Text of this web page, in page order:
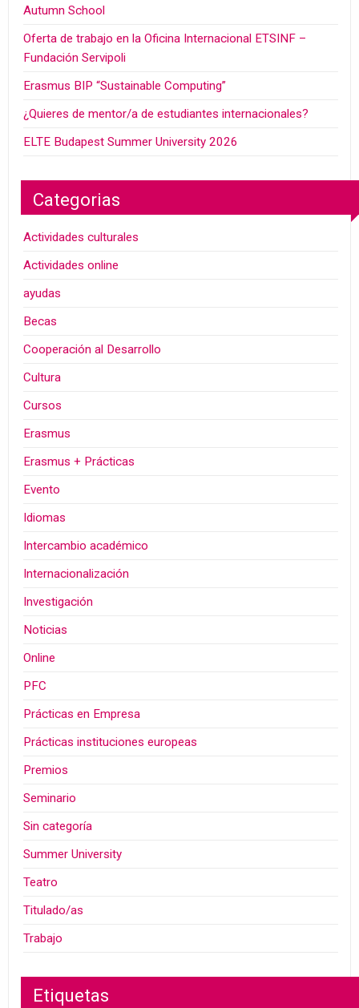
Autumn School
Oferta de trabajo en la Oficina Internacional ETSINF –
Fundación Servipoli
Erasmus BIP “Sustainable Computing”
¿Quieres de mentor/a de estudiantes internacionales?
ELTE Budapest Summer University 2026
Categorias
Actividades culturales
Actividades online
ayudas
Becas
Cooperación al Desarrollo
Cultura
Cursos
Erasmus
Erasmus + Prácticas
Evento
Idiomas
Intercambio académico
Internacionalización
Investigación
Noticias
Online
PFC
Prácticas en Empresa
Prácticas instituciones europeas
Premios
Seminario
Sin categoría
Summer University
Teatro
Titulado/as
Trabajo
Etiquetas